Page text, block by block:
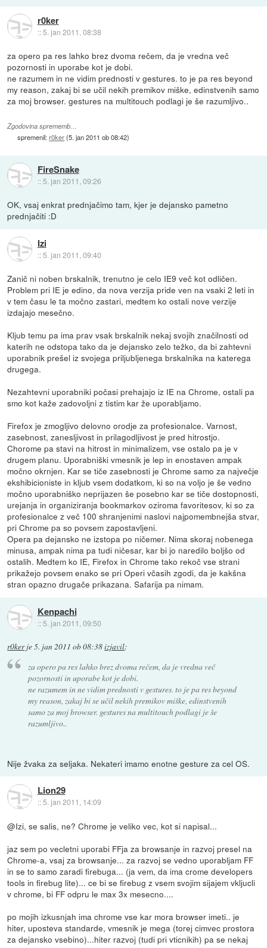
r0ker
::5. jan 2011, 08:38
za opero pa res lahko brez dvoma rečem, da je vredna več
pozornosti in uporabe kot je dobi.
ne razumem in ne vidim prednosti v gestures. to je pa res beyond
my reason, zakaj bi se učil nekih premikov miške, edinstvenih samo
za moj browser. gestures na multitouch podlagi je še razumljivo..
Zgodovina sprememb…
spremenil:r0ker(5. jan 2011 ob 08:42)
FireSnake
:: 5. jan 2011, 09:26
OK, vsaj enkrat prednjačimo tam, kjer je dejansko pametno
prednjačiti :D
Izi
::5. jan 2011, 09:40
Zanič ni noben brskalnik, trenutno je celo IE9 več kot odličen.
Problem pri IE je edino, da nova verzija pride ven na vsaki 2 leti in
v tem času le ta močno zastari, medtem ko ostali nove verzije
izdajajo mesečno.
Kljub temu pa ima prav vsak brskalnik nekaj svojih značilnosti od
katerih ne odstopa tako da je dejansko zelo težko, da bi zahtevni
uporabnik prešel iz svojega priljubljenega brskalnika na katerega
drugega.
Nezahtevni uporabniki počasi prehajajo iz IE na Chrome, ostali pa
smo kot kaže zadovoljni z tistim kar že uporabljamo.
Firefox je zmogljivo delovno orodje za profesionalce. Varnost,
zasebnost, zanesljivost in prilagodljivost je pred hitrostjo.
Chorome pa stavi na hitrost in minimalizem, vse ostalo pa je v
drugem planu. Uporabniški vmesnik je lep in enostaven ampak
močno okrnjen. Kar se tiče zasebnosti je Chrome samo za največje
ekshibicioniste in kljub vsem dodatkom, ki so na voljo je še vedno
močno uporabniško neprijazen še posebno kar se tiče dostopnosti,
urejanja in organiziranja bookmarkov oziroma favoritesov, ki so za
profesionalce z več 100 shranjenimi naslovi najpomembnejša stvar,
pri Chrome pa so povsem zapostavljeni.
Opera pa dejansko ne izstopa po ničemer. Nima skoraj nobenega
minusa, ampak nima pa tudi ničesar, kar bi jo naredilo boljšo od
ostalih. Medtem ko IE, Firefox in Chrome tako rekoč vse strani
prikažejo povsem enako se pri Operi včasih zgodi, da je kakšna
stran opazno drugače prikazana. Safarija pa nimam.
Kenpachi
:: 5. jan 2011, 09:50
r0kerje5. jan 2011 ob 08:38izjavil:
za opero pa res lahko brez dvoma rečem, da je vredna več
pozornosti in uporabe kot je dobi.
ne razumem in ne vidim prednosti v gestures. to je pa res beyond
my reason, zakaj bi se učil nekih premikov miške, edinstvenih
samo za moj browser. gestures na multitouch podlagi je še
razumljivo..
Nije žvaka za seljaka. Nekateri imamo enotne gesture za cel OS.
Lion29
::5. jan 2011, 14:09
@Izi, se salis, ne? Chrome je veliko vec, kot si napisal...
jaz sem po vecletni uporabi FFja za browsanje in razvoj presel na
Chrome-a, vsaj za browsanje... za razvoj se vedno uporabljam FF
in se to samo zaradi firebuga... (ja vem, da ima crome developers
tools in firebug lite)... ce bi se firebug z vsem svojim sijajem vkljucli
v chrome, bi FF odpru le max 3x mesecno....
po mojih izkusnjah ima chrome vse kar mora browser imeti.. je
hiter, uposteva standarde, vmesnik je mega (torej cimvec prostora
za dejansko vsebino)...hiter razvoj (tudi pri vticnikih) pa se nekaj